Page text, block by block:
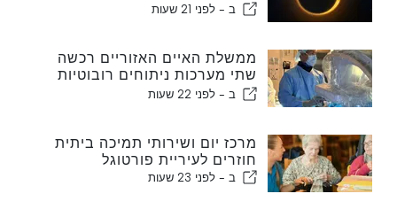
שעולים לכותרות
ב - לפני 21 שעות
ממשלת האיים האזוריים רכשה
שתי מערכות ניתוחים רובוטיות
חדשות
ב - לפני 22 שעות
מרכז יום ושירותי תמיכה ביתית
חוזרים לעיריית פורטוגל
ב - לפני 23 שעות